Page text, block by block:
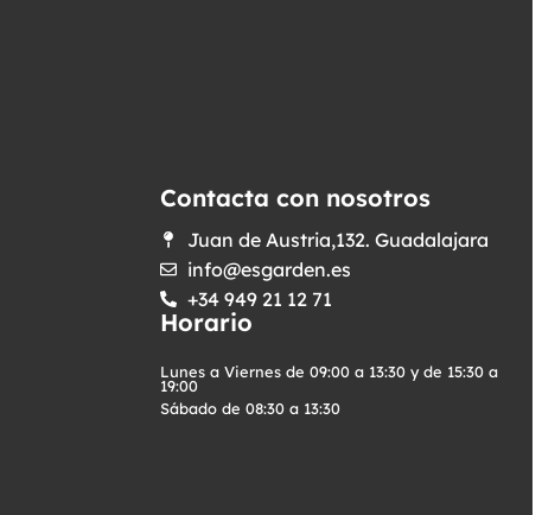
Contacta con nosotros
Juan de Austria,132. Guadalajara
info@esgarden.es
+34 949 21 12 71
Horario
Lunes a Viernes de 09:00 a 13:30 y de 15:30 a
19:00
Sábado de 08:30 a 13:30